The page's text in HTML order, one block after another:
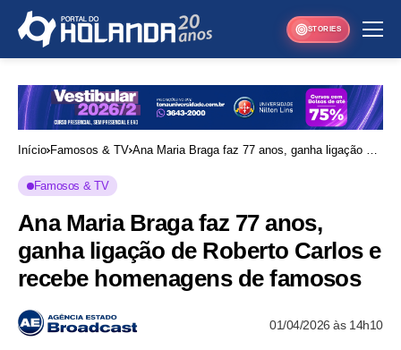
STORIES
Início Famosos & TV Ana Maria Braga faz 77 anos, ganha ligação de
Famosos & TV
Ana Maria Braga faz 77 anos,
ganha ligação de Roberto Carlos e
recebe homenagens de famosos
01/04/2026 às 14h10